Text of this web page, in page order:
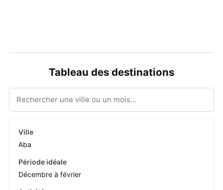
Tableau des destinations
Aba
Décembre à février